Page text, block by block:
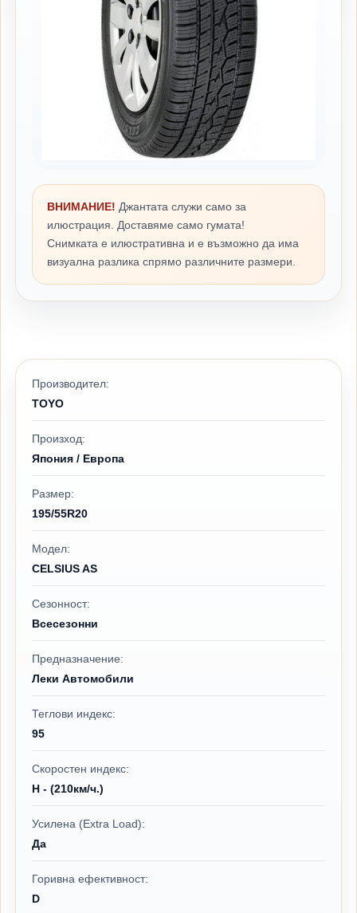
ВНИМАНИЕ! Джантата служи само за
илюстрация. Доставяме само гумата!
Снимката е илюстративна и е възможно да има
визуална разлика спрямо различните размери.
Производител:
TOYO
Произход:
Япония / Европа
Размер:
195/55R20
Модел:
CELSIUS AS
Сезонност:
Всесезонни
Предназначение:
Леки Автомобили
Теглови индекс:
95
Скоростен индекс:
H - (210км/ч.)
Усилена (Extra Load):
Да
Горивна ефективност:
D